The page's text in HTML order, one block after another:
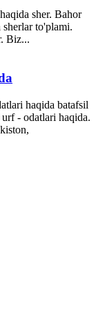
sher. Bahor
to'plami.
Biz...
haqida batafsil
- odatlari haqida.